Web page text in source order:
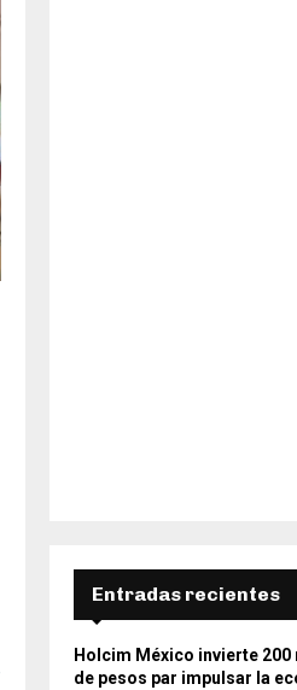
Entradas recientes
Holcim México invierte 200
de pesos par impulsar la